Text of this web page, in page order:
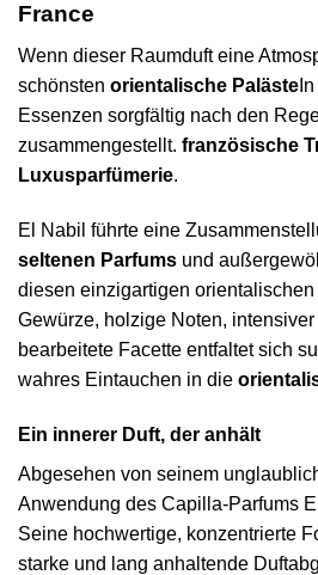
France
Wenn dieser Raumduft eine
schönsten orientalische Paläste
Essenzen sorgfältig nach den
zusammengestellt. französische
Luxusparfümerie.
El Nabil führte eine
seltenen Parfums und
diesen einzigartigen orientalischen
Gewürze, holzige Noten,
bearbeitete Facette entfaltet sich
wahres Eintauchen in die
Ein innerer Duft, der anhält
Abgesehen von seinem
Anwendung des Capilla-Parfums
Seine hochwertige, konzentrierte
starke und lang anhaltende